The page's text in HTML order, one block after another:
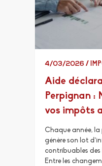
4/03/2026 /
Aide
Perpignan :
vos impôts
Chaque année,
génère son lot
contribuables des
Entre les